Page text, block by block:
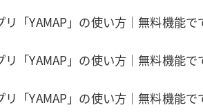
リ「YAMAP」の使い方｜無料機能で
リ「YAMAP」の使い方｜無料機能で
リ「YAMAP」の使い方｜無料機能で